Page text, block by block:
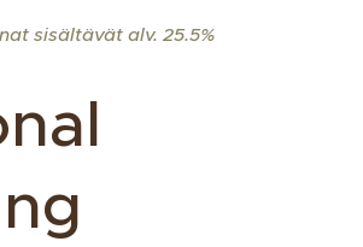
sisältävät alv. 25.5%